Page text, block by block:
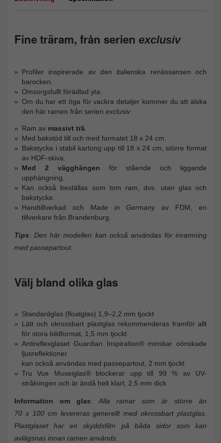
Fine träram, från serien exclusiv
Profiler inspirerade av den italienska renässansen och
barocken.
Omsorgsfullt förädlad yta.
Om du har ett öga för vackra detaljer kommer du att älska
den här ramen från serien exclusiv.
Ram av massivt trä
Med bakstöd till och med formatet 18 x 24 cm.
Bakstycke i stabil kartong upp till 18 x 24 cm, större format
av HDF-skiva.
Med 2 vägghängen för stående och liggande
upphängning.
Kan också beställas som tom ram, dvs. utan glas och
bakstycke.
Handtillverkad och Made in Germanyav FDM, en
tillverkare från Brandenburg.
Tips: Den här modellen kan också användas för inramning
med passepartout.
Välj bland olika glas
Standardglas (floatglas) 1,9–2,2 mm tjockt
Lätt och okrossbart plastglas rekommenderas framför allt
för stora bildformat, 1,5 mm tjockt
Antireflexglaset Guardian Inspiration® minskar oönskade
ljusreflektioner
kan också användas med passepartout, 2 mm tjockt
Tru Vue Museiglas® blockerar upp till 99 % av UV-
strålningen och är ändå helt klart, 2,5 mm dick
Information om glas: Alla ramar som är större än
70 x 100 cm levereras generellt med okrossbart plastglas.
Plastglaset har en skyddsfilm på båda sidor som kan
avlägsnas innan ramen används.